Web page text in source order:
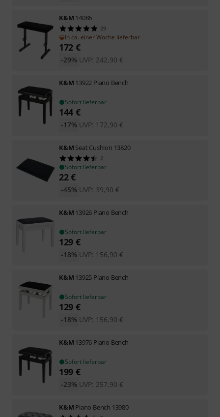
K&M 14086
29
In ca. einer Woche lieferbar
172 €
UVP: 242,90 €
-29%
K&M 13922 Piano Bench
Sofort lieferbar
144 €
UVP: 172,90 €
-17%
K&M Seat Cushion 13820
2
Sofort lieferbar
22€
UVP: 39,90 €
-45%
K&M 13926 Piano Bench
Sofort lieferbar
129 €
UVP: 156,90 €
-18%
K&M 13925 Piano Bench
Sofort lieferbar
129 €
UVP: 156,90 €
-18%
K&M 13976 Piano Bench
Sofort lieferbar
199 €
UVP: 257,90 €
-23%
K&M Piano Bench 13980